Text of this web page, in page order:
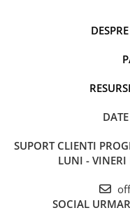
SUPORT CLIENTI
LUNI - VINERI
SOCIAL